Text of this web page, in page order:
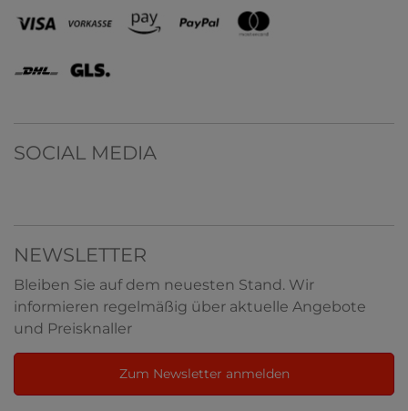
SOCIAL MEDIA
NEWSLETTER
Bleiben Sie auf dem neuesten Stand. Wir
informieren regelmäßig über aktuelle Angebote
und Preisknaller
Zum Newsletter anmelden